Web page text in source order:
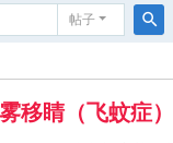
帖子
索
移睛（飞蚊症